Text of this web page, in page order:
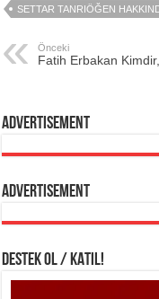
SETTAR TANRIÖĞEN
Önceki
Fatih Erbakan
Advertisement
Advertisement
DESTEK OL / KATIL!